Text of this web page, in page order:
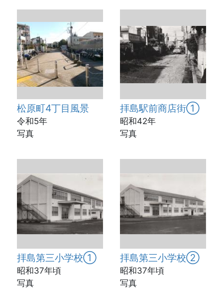
松原町4丁目風景
令和5年
写真
拝島駅前商店街①
昭和42年
写真
拝島第三小学校①
昭和37年頃
写真
拝島第三小学校②
昭和37年頃
写真